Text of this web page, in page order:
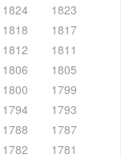
1824
1823
1818
1817
1812
1811
1806
1805
1800
1799
1794
1793
1788
1787
1782
1781